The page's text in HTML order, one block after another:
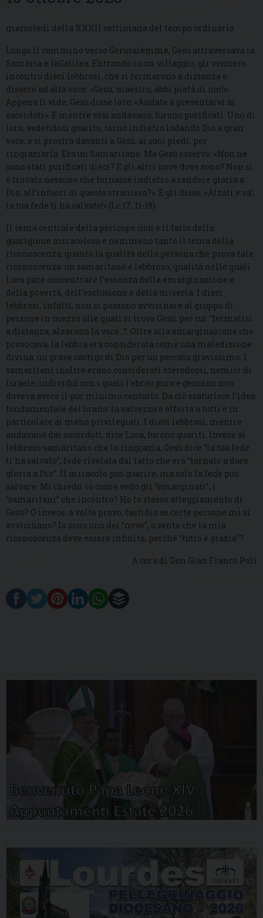
mercoledì della XXXII settimana del tempo ordinario
Lungo il cammino verso Gerusalemme, Gesù attraversava la
Samaria e laGalilea. Entrando in un villaggio, gli vennero
incontro dieci lebbrosi, che si fermarono a distanza e
dissero ad alta voce: «Gesù, maestro, abbi pietà di noi!».
Appena li vide, Gesù disse loro: «Andate a presentarvi ai
sacerdoti». E mentre essi andavano, furono purificati. Uno di
loro, vedendosi guarito, tornò indietro lodando Dio a gran
voce, e si prostrò davanti a Gesù, ai suoi piedi, per
ringraziarlo. Era un Samaritano. Ma Gesù osservò: «Non ne
sono stati purificati dieci? E gli altri nove dove sono? Non si
è trovato nessuno che tornasse indietro a rendere gloria a
Dio, all’infuori di questo straniero?». E gli disse: «Àlzati e va’;
la tua fede ti ha salvato!» (Lc 17, 11-19).
Il tema centrale della pericope non è il fatto della
guarigione miracolosa e nemmeno tanto il tema della
riconoscenza, quanto la qualità della persona che prova tale
riconoscenza: un samaritano e lebbroso, qualità nelle quali
Luca pare concentrare l’essenza della emarginazione e
della povertà, dell’esclusione e della miseria. I dieci
lebbrosi, infatti, non si possono avvicinare al gruppo di
persone in mezzo alle quali si trova Gesù, per cui “fermatisi
a distanza, alzarono la voce…”. Oltre alla emarginazione che
provocava, la lebbra era considerata come una maledizione
divina, un grave castigo di Dio per un peccato gravissimo. I
samaritani inoltre erano considerati eterodossi, nemici di
Israele, individui con i quali l’ebreo puro e genuino non
doveva avere il pur minimo contatto. Da ciò scaturisce l’idea
fondamentale del brano: la salvezza è offerta a tutti e in
particolare ai meno privilegiati. I dieci lebbrosi, mentre
andavano dai sacerdoti, dice Luca, furono guariti. Invece al
lebbroso samaritano che lo ringrazia, Gesù dice “la tua fede
ti ha salvato”, fede rivelata dal fatto che era “tornato a dare
gloria a Dio”. Il miracolo può guarire, ma solo la fede può
salvare. Mi chiedo: io come vedo gli “emarginati”, i
“samaritani” che incontro? Ho lo stesso atteggiamento di
Gesù? O invece, a volte provo, fastidio se certe persone mi si
avvicinano? Io sono uno dei “nove”, o sento che la mia
riconoscenza deve essere infinita, perché “tutto è grazia”?
A cura di Don Gian Franco Poli